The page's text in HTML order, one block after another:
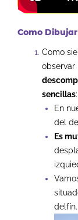
Como
Como
observar
sencillas:
En
del
Es
delfín.